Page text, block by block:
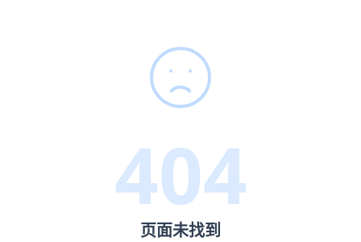
404
页面未找到